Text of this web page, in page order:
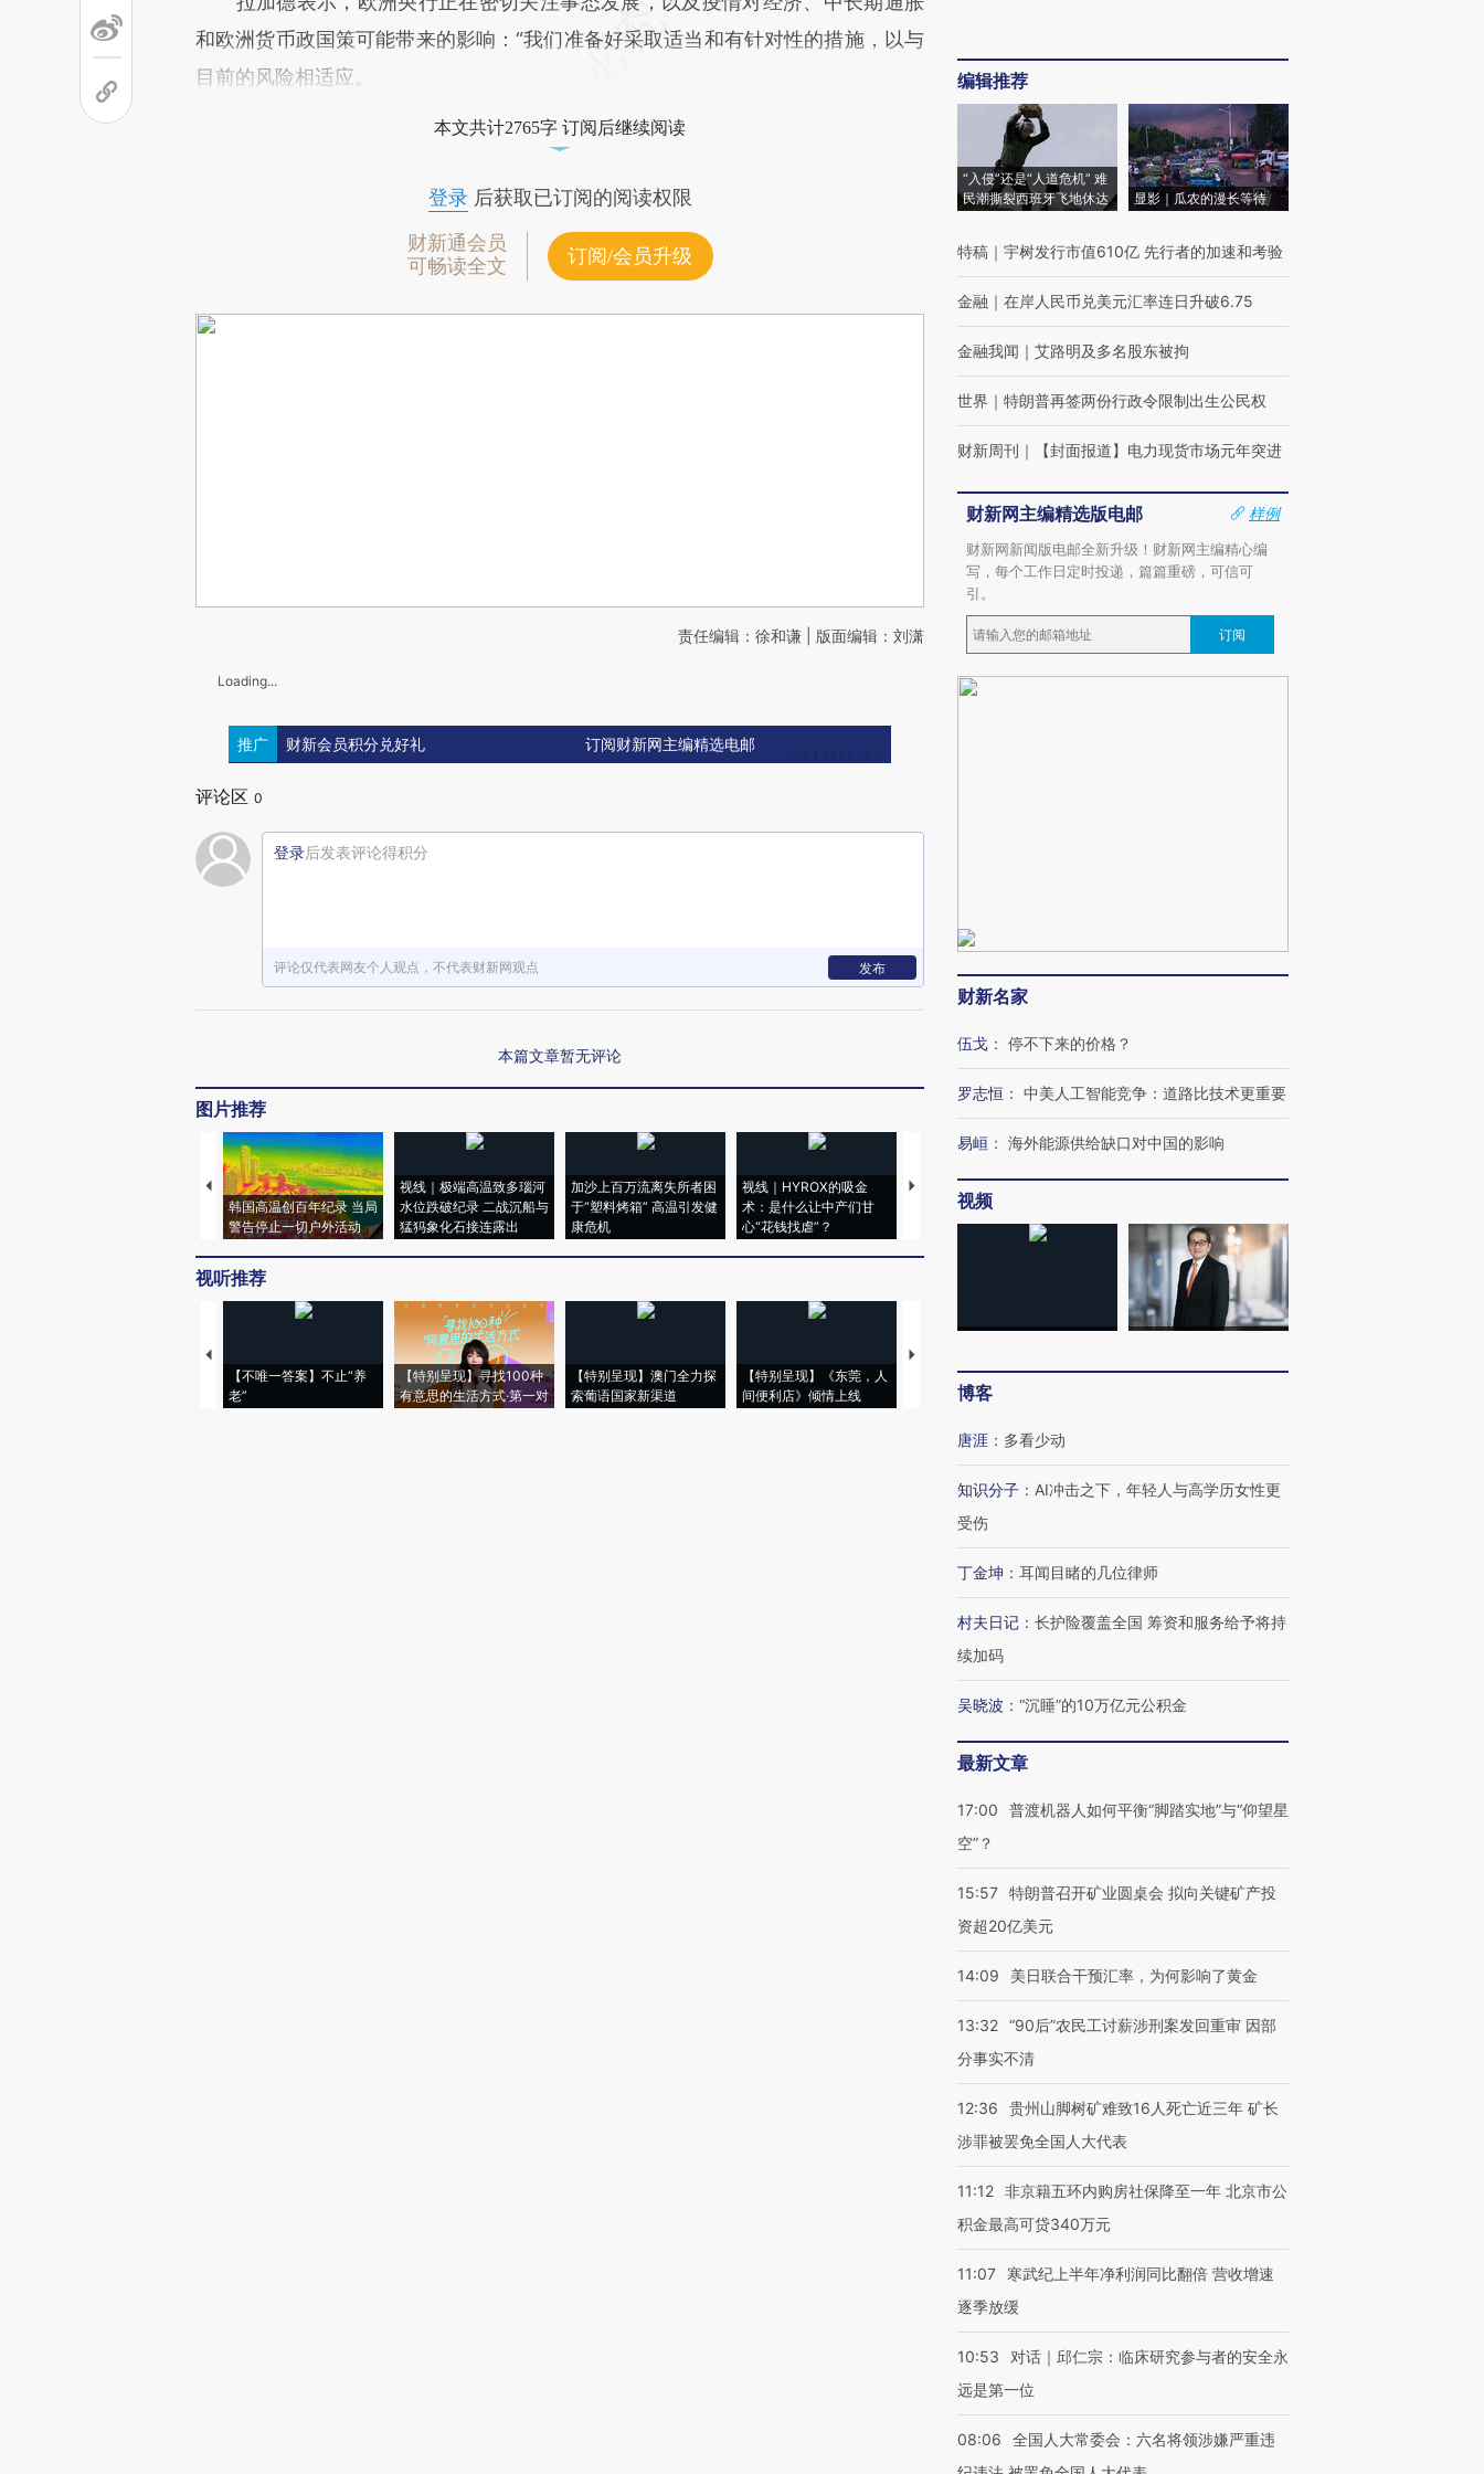
和欧洲货币政国策可能带来的影响：“我们准备好采取适当和有针对性的措施，以与
目前的风险相适应。
本文共计2765字 订阅后继续阅读
登录后获取已订阅的阅读权限
财新通会员
可畅读全文
订阅/会员升级
责任编辑：徐和谦 | 版面编辑：刘潇
Loading...
推广 财新会员积分兑好礼 订阅财新网主编精选电邮
评论区 0
登录后发表评论得积分
评论仅代表网友个人观点，不代表财新网观点 发布
本篇文章暂无评论
图片推荐
韩国高温创百年纪录 当局
警告停止一切户外活动
视线｜极端高温致多瑙河
水位跌破纪录 二战沉船与
猛犸象化石接连露出
加沙上百万流离失所者困
于“塑料烤箱” 高温引发健
康危机
视线｜HYROX的吸金
术：是什么让中产们甘
心“花钱找虐”？
马航飞行员跨国走私7万
粒摇头丸 尿检体内含3种
育部长拱下台
飞地休达
视听推荐
【不唯一答案】不止“养
老”
【特别呈现】寻找100种
有意思的生活方式·第一对
【特别呈现】澳门全力探
索葡语国家新渠道
【特别呈现】《东莞，人
间便利店》倾情上线
【推广】走进第四届链博
会，让数智科技“链”接产
【特别呈现】寻找100种
CFO：不靠规模取胜，华
编辑推荐
“入侵”还是“人道危机” 难
民潮撕裂西班牙飞地休达
显影｜瓜农的漫长等待
特稿 ｜ 宇树发行市值610亿 先行者的加速和考验
金融 ｜ 在岸人民币兑美元汇率连日升破6.75
金融我闻 ｜ 艾路明及多名股东被拘
世界 ｜ 特朗普再签两份行政令限制出生公民权
财新周刊 ｜ 【封面报道】电力现货市场元年突进
财新网主编精选版电邮
样例
财新网新闻版电邮全新升级！财新网主编精心编
写，每个工作日定时投递，篇篇重磅，可信可
引。
订阅
财新名家
伍戈 ： 停不下来的价格？
罗志恒 ： 中美人工智能竞争：道路比技术更重要
易峘 ： 海外能源供给缺口对中国的影响
视频
博客
唐涯 ： 多看少动
知识分子 ： AI冲击之下，年轻人与高学历女性更
受伤
丁金坤 ： 耳闻目睹的几位律师
村夫日记 ： 长护险覆盖全国 筹资和服务给予将持
续加码
吴晓波 ： “沉睡”的10万亿元公积金
最新文章
17:00
普渡机器人如何平衡“脚踏实地”与“仰望星
空”？
15:57 特朗普召开矿业圆桌会 拟向关键矿产投
资超20亿美元
14:09 美日联合干预汇率，为何影响了黄金
13:32 “90后”农民工讨薪涉刑案发回重审 因部
分事实不清
12:36
贵州山脚树矿难致16人死亡近三年 矿长
涉罪被罢免全国人大代表
11:12 非京籍五环内购房社保降至一年 北京市公
积金最高可贷340万元
11:07
寒武纪上半年净利润同比翻倍 营收增速
逐季放缓
10:53
对话｜邱仁宗：临床研究参与者的安全永
远是第一位
08:06
全国人大常委会：六名将领涉嫌严重违